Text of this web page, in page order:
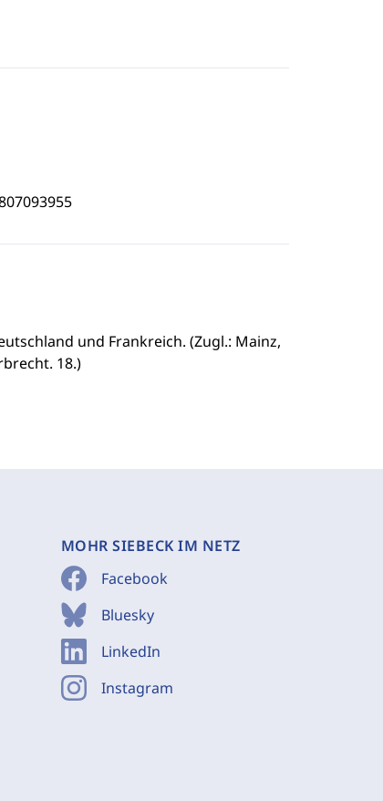
und Frankreich. (Zugl.: Mainz,
18.)
MOHR SIEBECK IM NETZ
Facebook
Bluesky
LinkedIn
Instagram